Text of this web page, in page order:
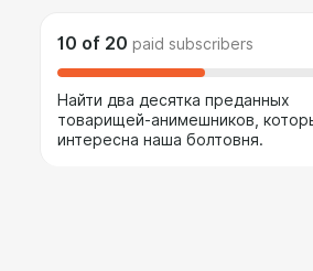
10 of 20 paid subscribers
Найти два десятка преданных
товарищей-анимешников,
интересна наша болтовня.